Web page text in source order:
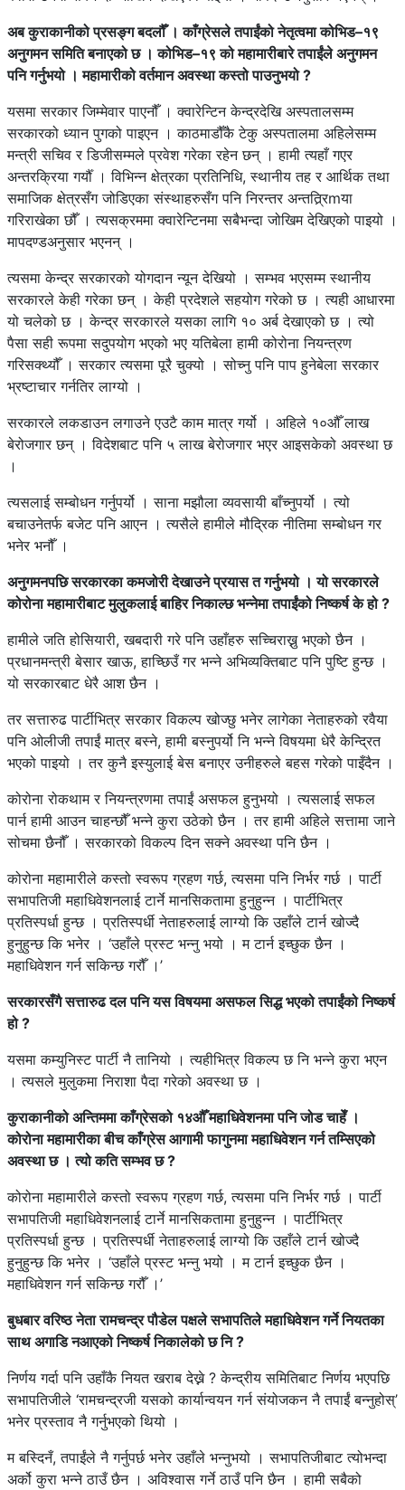
अब कुराकानीको प्रसङ्ग बदलौँ । काँग्रेसले तपाईंको नेतृत्वमा कोभिड–१९
अनुगमन समिति बनाएको छ । कोभिड–१९ को महामारीबारे तपाईंले अनुगमन
पनि गर्नुभयो । महामारीको वर्तमान अवस्था कस्तो पाउनुभयो ?
यसमा सरकार जिम्मेवार पाएनौँ । क्वारेन्टिन केन्द्रदेखि अस्पतालसम्म
सरकारको ध्यान पुगको पाइएन । काठमाडौँकै टेकु अस्पतालमा अहिलेसम्म
मन्त्री सचिव र डिजीसम्मले प्रवेश गरेका रहेन छन् । हामी त्यहाँ गएर
अन्तरक्रिया गर्यौँ । विभिन्न क्षेत्रका प्रतिनिधि, स्थानीय तह र आर्थिक तथा
समाजिक क्षेत्रसँग जोडिएका संस्थाहरुसँग पनि निरन्तर अन्तत्र्रिmया
गरिराखेका छौँ । त्यसक्रममा क्वारेन्टिनमा सबैभन्दा जोखिम देखिएको पाइयो ।
मापदण्डअनुसार भएनन् ।
त्यसमा केन्द्र सरकारको योगदान न्यून देखियो । सम्भव भएसम्म स्थानीय
सरकारले केही गरेका छन् । केही प्रदेशले सहयोग गरेको छ । त्यही आधारमा
यो चलेको छ । केन्द्र सरकारले यसका लागि १० अर्ब देखाएको छ । त्यो
पैसा सही रूपमा सदुपयोग भएको भए यतिबेला हामी कोरोना नियन्त्रण
गरिसक्थ्यौँ । सरकार त्यसमा पूरै चुक्यो । सोच्नु पनि पाप हुनेबेला सरकार
भ्रष्टाचार गर्नतिर लाग्यो ।
सरकारले लकडाउन लगाउने एउटै काम मात्र गर्यो । अहिले १०औँ लाख
बेरोजगार छन् । विदेशबाट पनि ५ लाख बेरोजगार भएर आइसकेको अवस्था छ
।
त्यसलाई सम्बोधन गर्नुपर्यो । साना मझौला व्यवसायी बाँच्नुपर्यो । त्यो
बचाउनेतर्फ बजेट पनि आएन । त्यसैले हामीले मौद्रिक नीतिमा सम्बोधन गर
भनेर भनौँ ।
अनुगमनपछि सरकारका कमजोरी देखाउने प्रयास त गर्नुभयो । यो सरकारले
कोरोना महामारीबाट मुलुकलाई बाहिर निकाल्छ भन्नेमा तपाईंको निष्कर्ष के हो ?
हामीले जति होसियारी, खबदारी गरे पनि उहाँहरु सच्चिराख्नु भएको छैन ।
प्रधानमन्त्री बेसार खाऊ, हाच्छिउँ गर भन्ने अभिव्यक्तिबाट पनि पुष्टि हुन्छ ।
यो सरकारबाट धेरै आश छैन ।
तर सत्तारुढ पार्टीभित्र सरकार विकल्प खोज्छु भनेर लागेका नेताहरुको रवैया
पनि ओलीजी तपाईं मात्र बस्ने, हामी बस्नुपर्यो नि भन्ने विषयमा धेरै केन्द्रित
भएको पाइयो । तर कुनै इस्युलाई बेस बनाएर उनीहरुले बहस गरेको पाइँदैन ।
कोरोना रोकथाम र नियन्त्रणमा तपाईं असफल हुनुभयो । त्यसलाई सफल
पार्न हामी आउन चाहन्छौँ भन्ने कुरा उठेको छैन । तर हामी अहिले सत्तामा जाने
सोचमा छैनौँ । सरकारको विकल्प दिन सक्ने अवस्था पनि छैन ।
कोरोना महामारीले कस्तो स्वरूप ग्रहण गर्छ, त्यसमा पनि निर्भर गर्छ । पार्टी
सभापतिजी महाधिवेशनलाई टार्ने मानसिकतामा हुनुहुन्न । पार्टीभित्र
प्रतिस्पर्धा हुन्छ । प्रतिस्पर्धी नेताहरुलाई लाग्यो कि उहाँले टार्न खोज्दै
हुनुहुन्छ कि भनेर । ‘उहाँले प्रस्ट भन्नु भयो । म टार्न इच्छुक छैन ।
महाधिवेशन गर्न सकिन्छ गरौँ ।’
सरकारसँगै सत्तारुढ दल पनि यस विषयमा असफल सिद्ध भएको तपाईंको निष्कर्ष
हो ?
यसमा कम्युनिस्ट पार्टी नै तानियो । त्यहीभित्र विकल्प छ नि भन्ने कुरा भएन
। त्यसले मुलुकमा निराशा पैदा गरेको अवस्था छ ।
कुराकानीको अन्तिममा काँग्रेसको १४औँ महाधिवेशनमा पनि जोड चाहेँ ।
कोरोना महामारीका बीच काँग्रेस आगामी फागुनमा महाधिवेशन गर्न तम्सिएको
अवस्था छ । त्यो कति सम्भव छ ?
कोरोना महामारीले कस्तो स्वरूप ग्रहण गर्छ, त्यसमा पनि निर्भर गर्छ । पार्टी
सभापतिजी महाधिवेशनलाई टार्ने मानसिकतामा हुनुहुन्न । पार्टीभित्र
प्रतिस्पर्धा हुन्छ । प्रतिस्पर्धी नेताहरुलाई लाग्यो कि उहाँले टार्न खोज्दै
हुनुहुन्छ कि भनेर । ‘उहाँले प्रस्ट भन्नु भयो । म टार्न इच्छुक छैन ।
महाधिवेशन गर्न सकिन्छ गरौँ ।’
बुधबार वरिष्ठ नेता रामचन्द्र पौडेल पक्षले सभापतिले महाधिवेशन गर्ने नियतका
साथ अगाडि नआएको निष्कर्ष निकालेको छ नि ?
निर्णय गर्दा पनि उहाँकै नियत खराब देख्ने ? केन्द्रीय समितिबाट निर्णय भएपछि
सभापतिजीले ‘रामचन्द्रजी यसको कार्यान्वयन गर्न संयोजकन नै तपाईं बन्नुहोस्’
भनेर प्रस्ताव नै गर्नुभएको थियो ।
म बस्दिनँ, तपाईंले नै गर्नुपर्छ भनेर उहाँले भन्नुभयो । सभापतिजीबाट त्योभन्दा
अर्को कुरा भन्ने ठाउँ छैन । अविश्वास गर्ने ठाउँ पनि छैन । हामी सबैको